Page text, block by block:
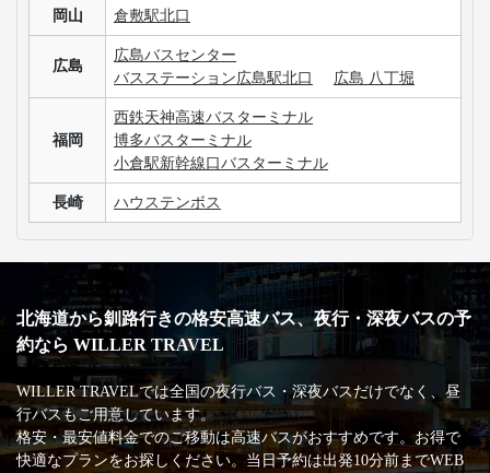
岡山 倉敷駅北口
広島
広島バスセンター
バスステーション広島駅北口
広島 八丁堀
福岡
西鉄天神高速バスターミナル
博多バスターミナル
小倉駅新幹線口バスターミナル
長崎 ハウステンボス
北海道から釧路行きの格安高速バス、夜行・深夜バスの予
約なら WILLER TRAVEL
WILLER TRAVELでは全国の夜行バス・深夜バスだけでなく、昼
行バスもご用意しています。
格安・最安値料金でのご移動は高速バスがおすすめです。お得で
快適なプランをお探しください。当日予約は出発10分前までWEB